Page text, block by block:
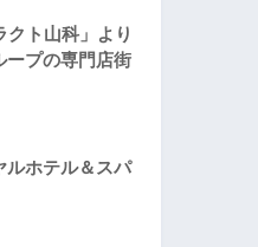
クト山科」より
プの専門店街
ルホテル＆スパ